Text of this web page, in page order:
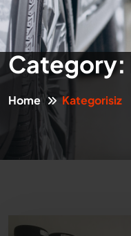
Category:
Home Kategorisiz